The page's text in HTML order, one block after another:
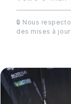
🔒 Nous
des mises à